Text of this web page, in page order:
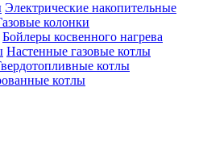
Электрические накопительные
колонки
Бойлеры косвенного нагрева
Настенные газовые котлы
котлы
котлы